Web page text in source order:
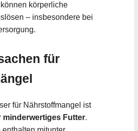
körperliche
– insbesondere bei
für
für Nährstoffmangel ist
minderwertiges Futter.